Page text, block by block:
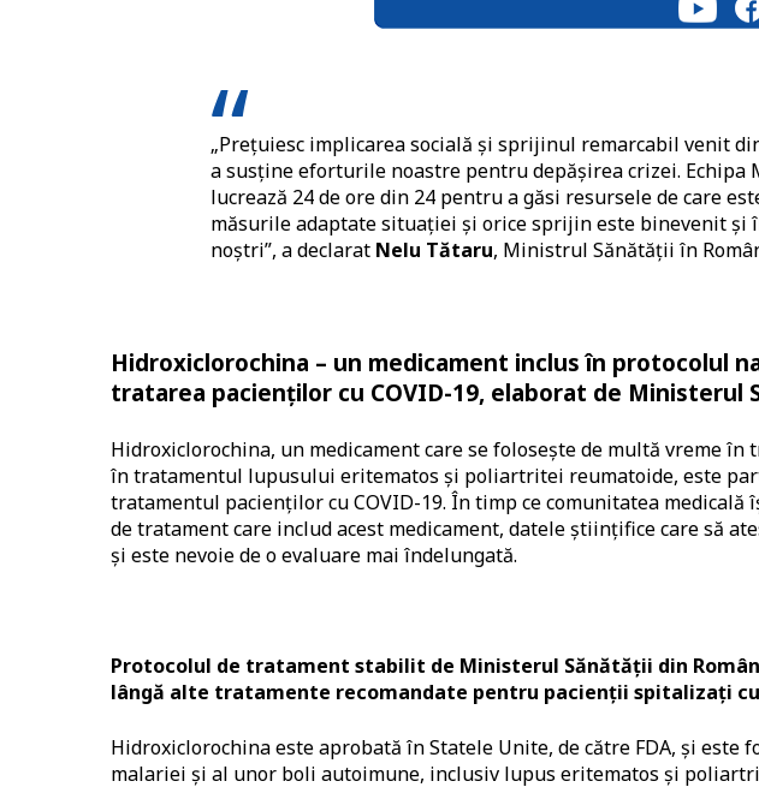
„Prețuiesc implicarea socială și sprijinul remarcabil venit
a susține eforturile noastre pentru depășirea crizei.
lucrează 24 de ore din 24 pentru a găsi resursele de care
măsurile adaptate situației și orice sprijin este binevenit și
noștri”, a declarat Nelu Tătaru, Ministrul Sănătății în
Hidroxiclorochina – un medicament inclus în protocolul
tratarea pacienților cu COVID-19, elaborat de Ministerul
Hidroxiclorochina, un medicament care se folosește de multă vreme
în tratamentul lupusului eritematos și poliartritei reumatoide, este
tratamentul pacienților cu COVID-19. În timp ce comunitatea
de tratament care includ acest medicament, datele științifice care să
și este nevoie de o evaluare mai îndelungată.
Protocolul de tratament stabilit de Ministerul Sănătății din
lângă alte tratamente recomandate pentru pacienții spitalizați cu
Hidroxiclorochina este aprobată în Statele Unite, de către FDA, și
malariei și al unor boli autoimune, inclusiv lupus eritematos și